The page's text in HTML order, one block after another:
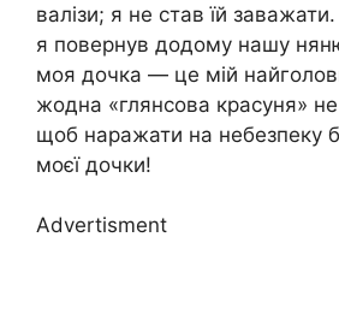
валізи; я не став їй
я повернув додому нашу
моя дочка — це мій
жодна «глянсова красуня»
щоб наражати на небезпеку
моєї дочки!
Advertisment